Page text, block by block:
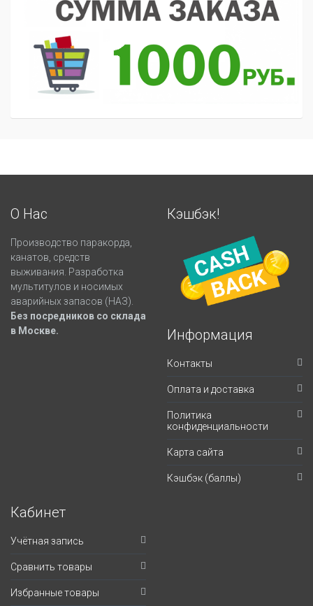
О Нас
Производство паракорда,
канатов, средств
выживания. Разработка
мультитулов и носимых
аварийных запасов (НАЗ).
Без посредников со склада
в Москве.
Кэшбэк!
Информация
Контакты
Оплата и доставка
Политика
конфиденциальности
Карта сайта
Кэшбэк (баллы)
Кабинет
Учётная запись
Сравнить товары
Избранные товары